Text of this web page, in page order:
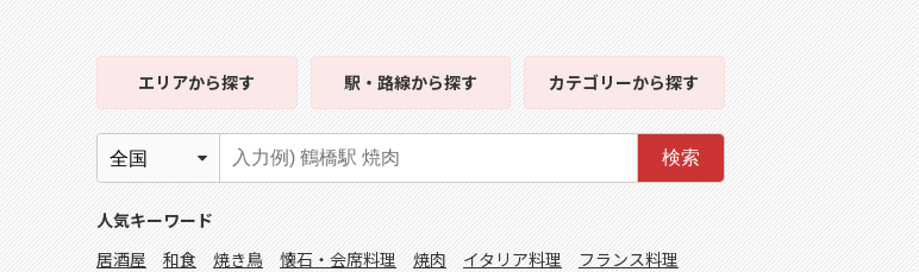
エリアから探す 駅・路線から探す カテゴリーから探す
検索
人気キーワード
居酒屋
和食 焼き鳥 懐石・会席料理 焼肉 イタリア料理
フランス料理